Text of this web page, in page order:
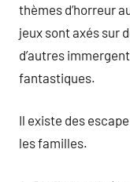
thèmes d’horreur
jeux sont axés sur
d’autres
fantastiques.
Il existe des
les familles.